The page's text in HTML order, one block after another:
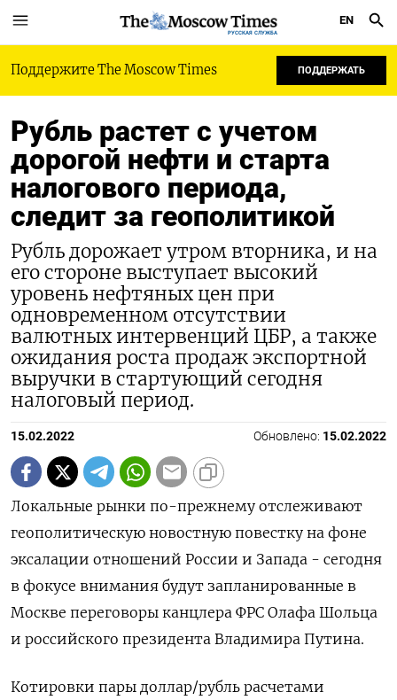
РУССКАЯ СЛУЖБА
EN
Поддержите The Moscow Times ПОДДЕРЖАТЬ
Рубль растет с учетом
дорогой нефти и старта
налогового периода,
следит за геополитикой
Рубль дорожает утром вторника, и на
его стороне выступает высокий
уровень нефтяных цен при
одновременном отсутствии
валютных интервенций ЦБР, а также
ожидания роста продаж экспортной
выручки в стартующий сегодня
налоговый период.
15.02.2022 Обновлено: 15.02.2022
Локальные рынки по-прежнему отслеживают
геополитическую новостную повестку на фоне
эксалации отношений России и Запада - сегодня
в фокусе внимания будут запланированные в
Москве переговоры канцлера ФРС Олафа Шольца
и российского президента Владимира Путина.
Котировки пары доллар/рубль расчетами